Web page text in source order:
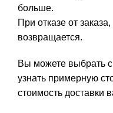
больше.
При отказе от
возвращается.
Вы можете выбрать
узнать примерную
стоимость доставки